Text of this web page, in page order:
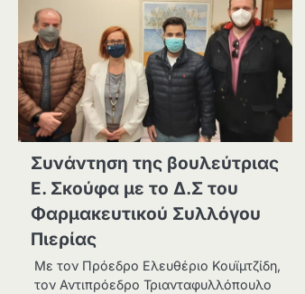
Συνάντηση της βουλεύτριας
Ε. Σκούφα με το Δ.Σ του
Φαρμακευτικού Συλλόγου
Πιερίας
Με τον Πρόεδρο Ελευθέριο Κουϊμτζίδη,
τον Αντιπρόεδρο Τριανταφυλλόπουλο